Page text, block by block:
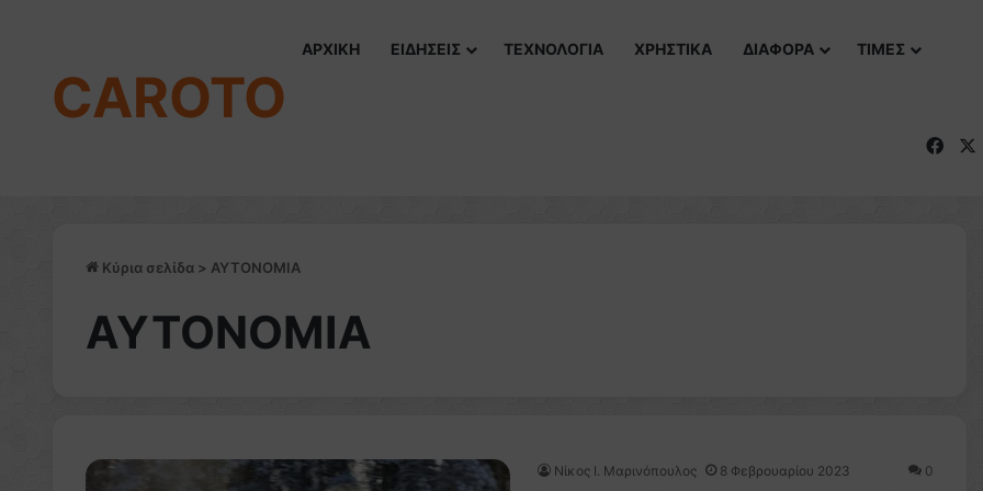
CAROTO
ΑΡΧΙΚΗ ΕΙΔΗΣΕΙΣ ΤΕΧΝΟΛΟΓΙΑ ΧΡΗΣΤΙΚΑ ΔΙΑΦΟΡΑ ΤΙΜΕΣ
Κύρια σελίδα > ΑΥΤΟΝΟΜΙΑ
ΑΥΤΟΝΟΜΙΑ
Nίκος Ι. Mαρινόπουλος 8 Φεβρουαρίου 2023 0